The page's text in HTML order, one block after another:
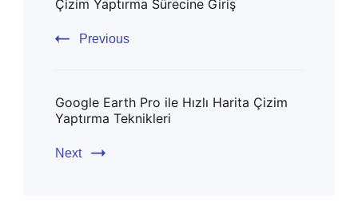
Çizim Yaptırma Sürecine Giriş
Previous
Google Earth Pro ile Hızlı Harita Çizim
Yaptırma Teknikleri
Next